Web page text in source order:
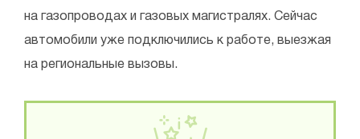
на газопроводах и газовых магистралях. Сейчас
автомобили уже подключились к работе, выезжая
на региональные вызовы.